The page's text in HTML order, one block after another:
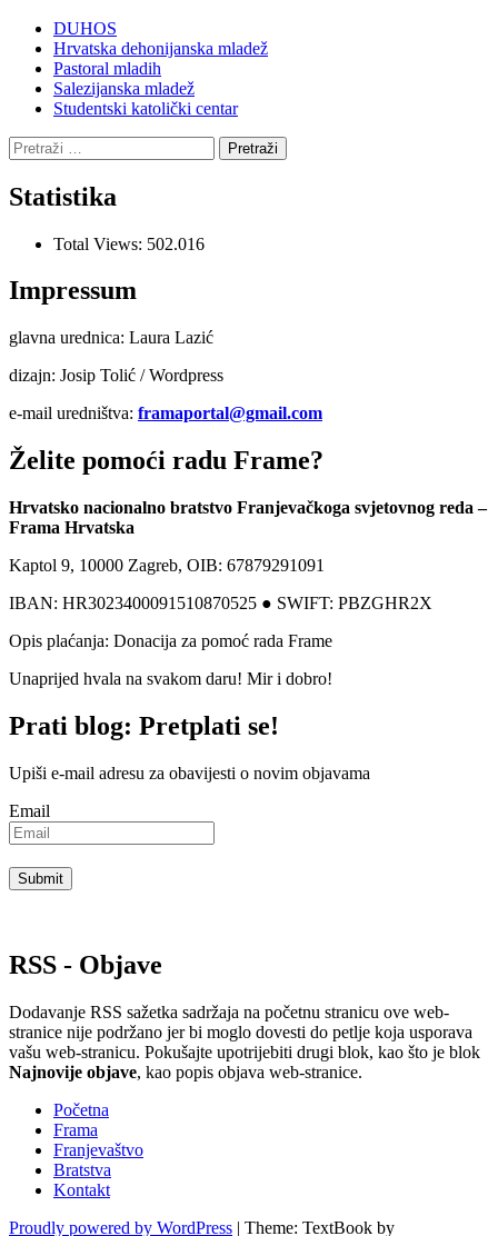
DUHOS
Hrvatska dehonijanska mladež
Pastoral mladih
Salezijanska mladež
Studentski katolički centar
Pretraži:
Statistika
Total Views: 502.016
Impressum
glavna urednica: Laura Lazić
dizajn: Josip Tolić / Wordpress
e-mail uredništva: framaportal@gmail.com
Želite pomoći radu Frame?
Hrvatsko nacionalno bratstvo Franjevačkoga svjetovnog reda –
Frama Hrvatska
Kaptol 9, 10000 Zagreb, OIB: 67879291091
IBAN: HR3023400091510870525 ● SWIFT: PBZGHR2X
Opis plaćanja: Donacija za pomoć rada Frame
Unaprijed hvala na svakom daru! Mir i dobro!
Prati blog: Pretplati se!
Upiši e-mail adresu za obavijesti o novim objavama
Email
RSS - Objave
Dodavanje RSS sažetka sadržaja na početnu stranicu ove web-
stranice nije podržano jer bi moglo dovesti do petlje koja usporava
vašu web-stranicu. Pokušajte upotrijebiti drugi blok, kao što je blok
Najnovije objave, kao popis objava ​​web-stranice.
Početna
Frama
Franjevaštvo
Bratstva
Kontakt
Proudly powered by WordPress | Theme: TextBook by